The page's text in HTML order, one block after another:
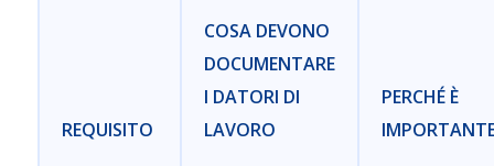
REQUISITO
COSA DEVONO
DOCUMENTARE
I DATORI DI
LAVORO
PERCHÉ È